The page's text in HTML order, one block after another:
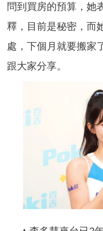
問到買房的預算，她
釋，目前是秘密，而
處，下個月就要搬家
跟大家分享。